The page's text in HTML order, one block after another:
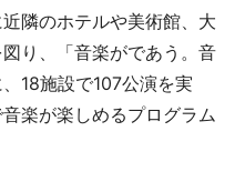
隣のホテルや美術館、大
り、「音楽がであう。音
18施設で107公演を実
楽が楽しめるプログラム